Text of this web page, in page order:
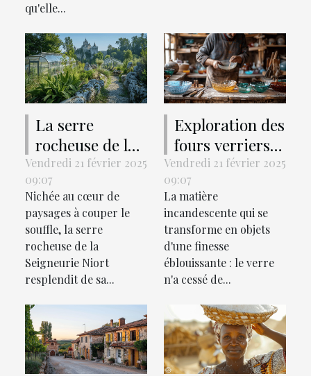
qu'elle...
La serre
rocheuse de la
Seigneurie
Niort et le
mystérieux
Château de
Bugarach
Vendredi 21 février 2025
09:07
Nichée au cœur de
paysages à couper le
souffle, la serre
rocheuse de la
Seigneurie Niort
resplendit de sa...
Exploration des
fours verriers :
Du souffleur de
verre de Palau
Del Vidre à
Rennes, une
chronologie du
verre
Vendredi 21 février 2025
09:07
La matière
incandescente qui se
transforme en objets
d'une finesse
éblouissante : le verre
n'a cessé de...